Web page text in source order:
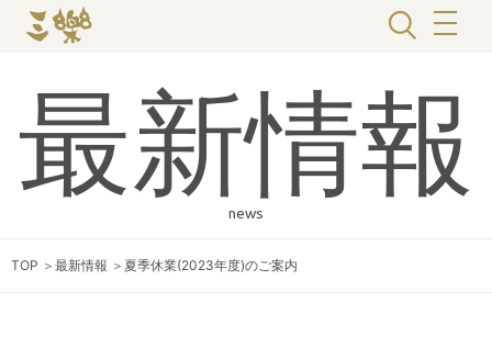
最新情報
news
TOP ＞ 最新情報 ＞ 夏季休業(2023年度)のご案内